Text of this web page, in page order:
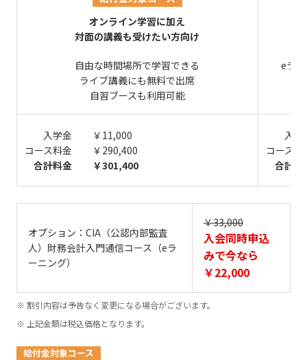
オンライン学習に加え
対面の講義も受けたい方向け
自由な時間場所で学習できる
ライブ講義にも無料で出席
自習ブースも利用可能
eラ
入学金
￥11,000
コース料金
￥290,400
合計料金
￥301,400
入学
コース料
合計料
オプション：CIA（公認内部監査
人）財務会計入門通信コース（eラ
ーニング）
￥33,000
入会同時申込
みで今なら
￥22,000
割引内容は予告なく変更になる場合がございます。
上記金額は税込価格となります。
給付金対象コース